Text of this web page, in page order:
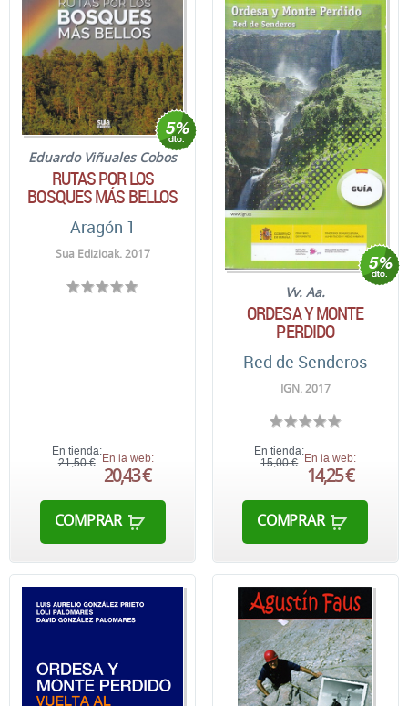
Eduardo Viñuales Cobos
RUTAS POR LOS
BOSQUES MÁS BELLOS
Aragón 1
Sua Edizioak. 2017
En tienda:
21,50 € En la web:
20,43 €
COMPRAR
Vv. Aa.
ORDESA Y MONTE
PERDIDO
Red de Senderos
IGN. 2017
En tienda:
15,00 € En la web:
14,25 €
COMPRAR